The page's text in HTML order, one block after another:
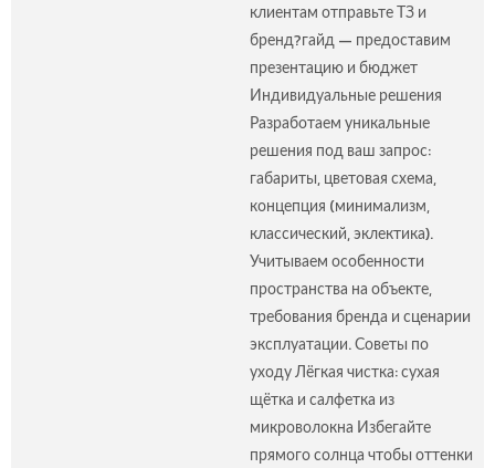
клиентам отправьте ТЗ и
бренд?гайд — предоставим
презентацию и бюджет
Индивидуальные решения
Разработаем уникальные
решения под ваш запрос:
габариты, цветовая схема,
концепция (минимализм,
классический, эклектика).
Учитываем особенности
пространства на объекте,
требования бренда и сценарии
эксплуатации. Советы по
уходу Лёгкая чистка: сухая
щётка и салфетка из
микроволокна Избегайте
прямого солнца чтобы оттенки